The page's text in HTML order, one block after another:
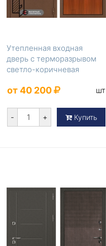
Утепленная входная
дверь с терморазрывом
светло-коричневая
от 40 200 шт
- + Купить